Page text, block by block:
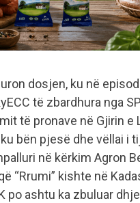
dosjen, ku në
të zbardhura nga
të pronave në Gjirin e
bën pjesë dhe vëllai i
në kërkim Agron
“Rrumi” kishte në
po ashtu ka zbuluar